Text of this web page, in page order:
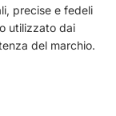
precise e fedeli
utilizzato dai
del marchio.